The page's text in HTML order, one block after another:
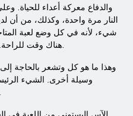
والدفاع معركة أعداء للحياة.
النار مرة واحدة، وكذلك، من أن
شيء، لأنه في كل وضع لعبة
وهذا ما هو كل وتشعر بالحاجة
وسيلة أخرى. الشيء